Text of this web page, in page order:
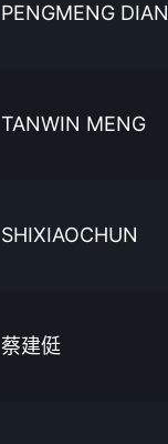
PENGMENG DIAN
TANWIN MENG
SHIXIAOCHUN
蔡建侹